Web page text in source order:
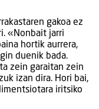
gakoa ez
«Nonbait jarri
hortik aurrera,
duenik bada.
zein garaitan zein
izan dira. Hori bai,
iritsiko